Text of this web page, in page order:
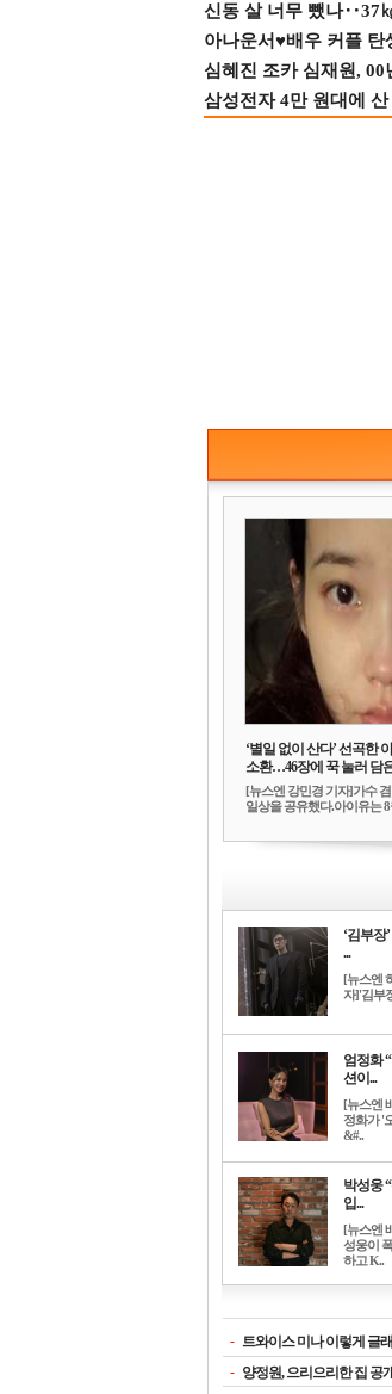
신동 살 너무 뺐나‥37
아나운서♥배우 커플
심혜진 조카 심재원,
삼성전자 4만 원대에
‘별일 없이 산다’ 선곡한
소환…46장에 꾹 눌러 담
[뉴스엔 강민경 기자]가수
일상을 공유했다.아이유는
‘김부장
...
[뉴스엔
자]'김부
엄정화
션이...
[뉴스엔
정화가 '
&#..
박성웅
입...
[뉴스엔
성웅이
하고 K..
- 트와이스 미나 이렇게 글
- 양정원, 으리으리한 집 공